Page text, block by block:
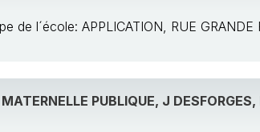
de l´école: APPLICATION, RUE
PUBLIQUE, J DESFORGES,